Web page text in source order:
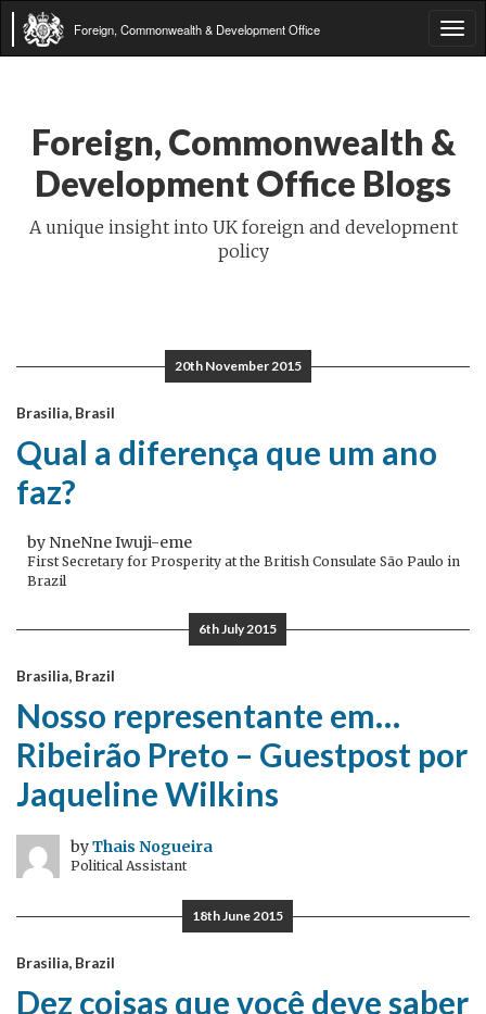
Foreign, Commonwealth & Development Office
Foreign, Commonwealth &
Development Office Blogs
A unique insight into UK foreign and development
policy
20th November 2015
Brasilia, Brasil
Qual a diferença que um ano
faz?
by NneNne Iwuji-eme
First Secretary for Prosperity at the British Consulate São Paulo in
Brazil
6th July 2015
Brasilia, Brazil
Nosso representante em…
Ribeirão Preto – Guestpost por
Jaqueline Wilkins
byThais Nogueira
Political Assistant
18th June 2015
Brasilia, Brazil
Dez coisas que você deve saber